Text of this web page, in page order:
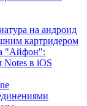
на андроид
картридером
"Айфон":
Notes в iOS